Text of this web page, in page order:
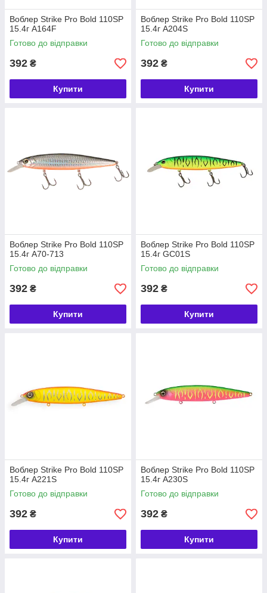
Воблер Strike Pro Bold 110SP
15.4г A164F
Готово до відправки
392 ₴
Купити
Воблер Strike Pro Bold 110SP
15.4г A204S
Готово до відправки
392 ₴
Купити
Воблер Strike Pro Bold 110SP
15.4г A70-713
Готово до відправки
392 ₴
Купити
Воблер Strike Pro Bold 110SP
15.4г GC01S
Готово до відправки
392 ₴
Купити
Воблер Strike Pro Bold 110SP
15.4г A221S
Готово до відправки
392 ₴
Купити
Воблер Strike Pro Bold 110SP
15.4г A230S
Готово до відправки
392 ₴
Купити